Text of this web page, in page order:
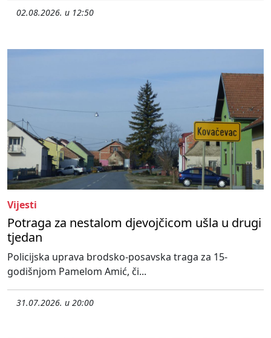
02.08.2026. u 12:50
Vijesti
Potraga za nestalom djevojčicom ušla u drugi
tjedan
Policijska uprava brodsko-posavska traga za 15-
godišnjom Pamelom Amić, či...
31.07.2026. u 20:00